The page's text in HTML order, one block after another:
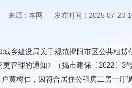
来源：本网 发布时间：2025-07-23
建设局关于规范揭阳市区公共租赁
更管理的通知》（揭市建保〔2022〕
树仁，因符合居住公租房二房一厅